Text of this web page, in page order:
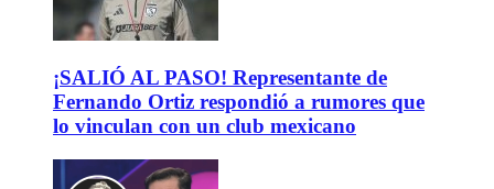
¡SALIÓ AL PASO! Representante de
Fernando Ortiz respondió a rumores que
lo vinculan con un club mexicano